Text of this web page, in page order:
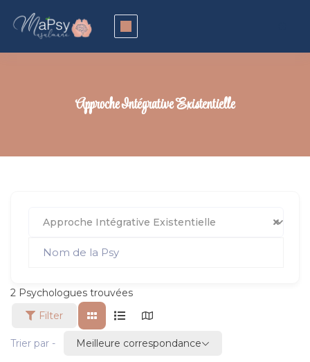
Approche Intégrative Existentielle
Approche Intégrative Existentielle
2 Psychologues trouvées
Filter
Trier par - Meilleure correspondance